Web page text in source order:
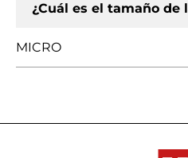
¿Cuál es el tamaño de
MICRO